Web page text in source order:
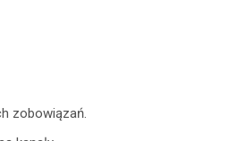
zobowiązań.